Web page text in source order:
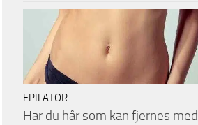
EPILATOR
Har du hår som kan fjernes med